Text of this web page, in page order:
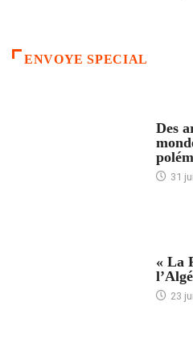
ENVOYE SPECIAL
Des
31
« La
23